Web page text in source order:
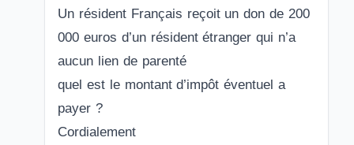
Un résident Français reçoit un don de 200
000 euros d’un résident étranger qui n’a
aucun lien de parenté
quel est le montant d’impôt éventuel a
payer ?
Cordialement